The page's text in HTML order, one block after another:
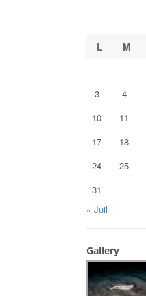
L
M
3
4
10
11
17
18
24
25
31
« Juil
Gallery